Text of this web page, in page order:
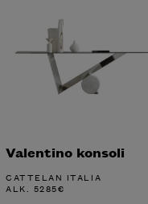
Valentino konsoli
CATTELAN ITALIA
ALK. 5285€